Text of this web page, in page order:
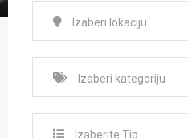
Izaberite Tip